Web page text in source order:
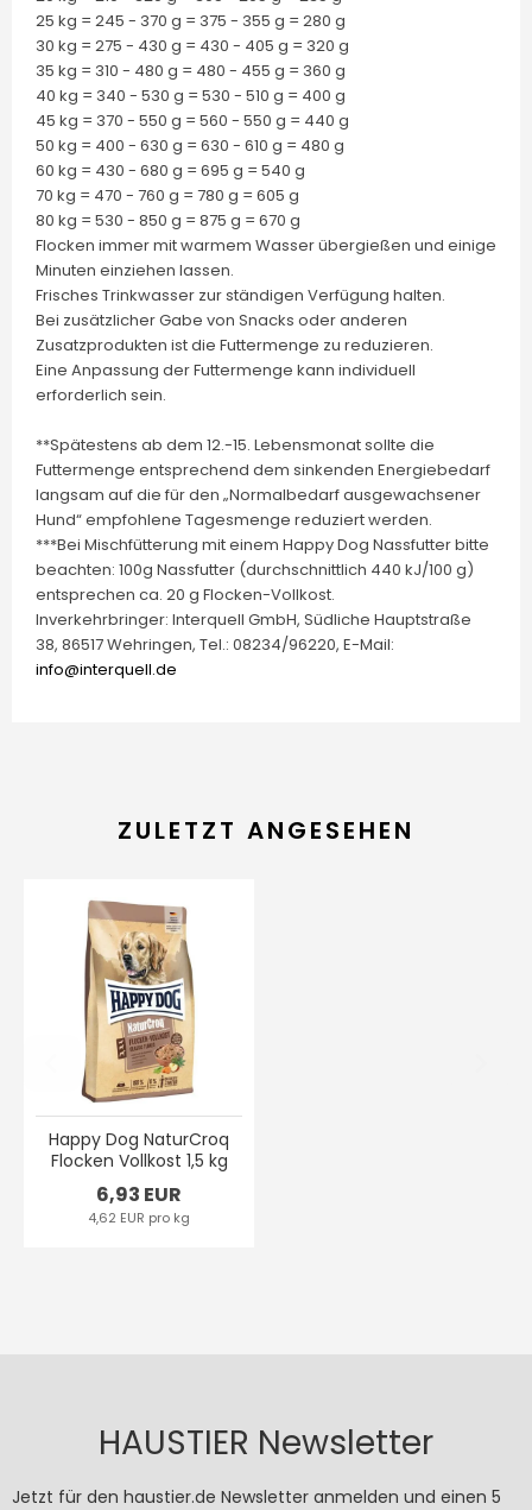
25 kg = 245 - 370 g = 375 - 355 g = 280 g
30 kg = 275 - 430 g = 430 - 405 g = 320 g
35 kg = 310 - 480 g = 480 - 455 g = 360 g
40 kg = 340 - 530 g = 530 - 510 g = 400 g
45 kg = 370 - 550 g = 560 - 550 g = 440 g
50 kg = 400 - 630 g = 630 - 610 g = 480 g
60 kg = 430 - 680 g = 695 g = 540 g
70 kg = 470 - 760 g = 780 g = 605 g
80 kg = 530 - 850 g = 875 g = 670 g
Flocken immer mit warmem Wasser übergießen und einige
Minuten einziehen lassen.
Frisches Trinkwasser zur ständigen Verfügung halten.
Bei zusätzlicher Gabe von Snacks oder anderen
Zusatzprodukten ist die Futtermenge zu reduzieren.
Eine Anpassung der Futtermenge kann individuell
erforderlich sein.
**Spätestens ab dem 12.-15. Lebensmonat sollte die
Futtermenge entsprechend dem sinkenden Energiebedarf
langsam auf die für den „Normalbedarf ausgewachsener
Hund“ empfohlene Tagesmenge reduziert werden.
***Bei Mischfütterung mit einem Happy Dog Nassfutter bitte
beachten: 100g Nassfutter (durchschnittlich 440 kJ/100 g)
entsprechen ca. 20 g Flocken-Vollkost.
Inverkehrbringer: Interquell GmbH, Südliche Hauptstraße
38, 86517 Wehringen, Tel.: 08234/96220, E-Mail:
info@interquell.de
ZULETZT ANGESEHEN
Happy Dog NaturCroq
Flocken Vollkost 1,5 kg
6,93 EUR
4,62 EUR pro kg
HAUSTIER Newsletter
Jetzt für den haustier.de Newsletter anmelden und einen 5